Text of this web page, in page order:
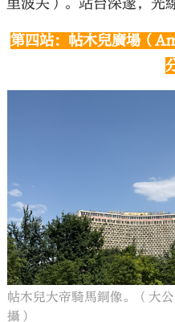
里波夫）。站台深邃，光
第四站：帖木兒廣場（
帖木兒大帝騎馬銅像。（大
攝）